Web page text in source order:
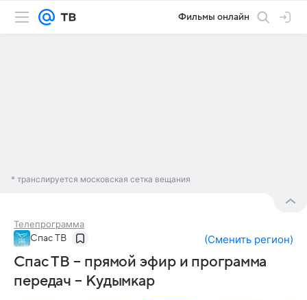
Фильмы онлайн
* транслируется московская сетка вещания
Телепрограмма
Спас ТВ (Сменить регион)
Спас ТВ – прямой эфир и программа
передач – Кудымкар